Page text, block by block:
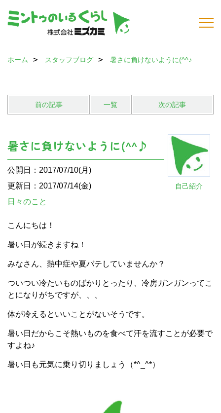
ホーム スタッフブログ 暑さに負けないように(^^♪
前の記事 一覧 次の記事
自己紹介
暑さに負けないように(^^♪
公開日：2017/07/10(月)
更新日：2017/07/14(金)
日々のこと
こんにちは！
暑い日が続きますね！
みなさん、熱中症や夏バテしていませんか？
ついつい冷たいものばかりとったり、冷房ガンガンってこ
とになりがちですが、、、
体が冷えるといいことがないそうです。
暑い日だからこそ熱いものを食べて汗を流すことが必要で
すよね♪
暑い日も元気に乗り切りましょう（*^_^*）